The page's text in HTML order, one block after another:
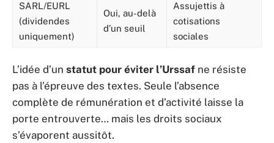
SARL/EURL
(dividendes
uniquement)
Oui, au-delà
d’un seuil
Assujettis à
cotisations
sociales
L’idée d’un statut pour éviter l’Urssaf ne résiste
pas à l’épreuve des textes. Seule l’absence
complète de rémunération et d’activité laisse la
porte entrouverte… mais les droits sociaux
s’évaporent aussitôt.